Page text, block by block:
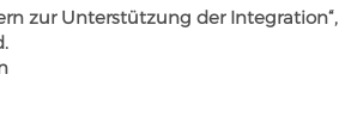
zur Unterstützung der Integration“,